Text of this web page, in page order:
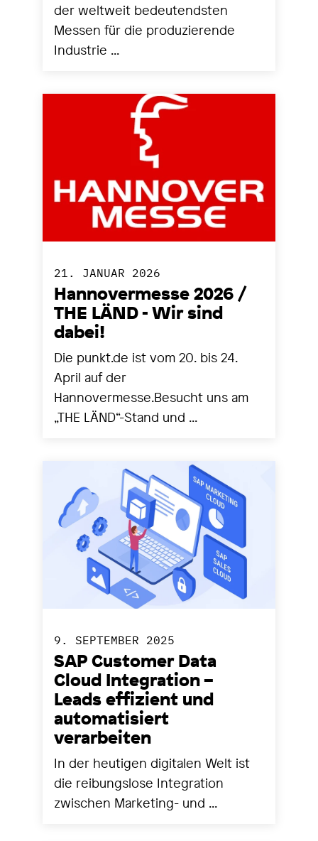
der weltweit bedeutendsten
Messen für die produzierende
Industrie ...
21. JANUAR 2026
Hannovermesse 2026 /
THE LÄND - Wir sind
dabei!
Die punkt.de ist vom 20. bis 24.
April auf der
Hannovermesse.Besucht uns am
„THE LÄND“-Stand und ...
9. SEPTEMBER 2025
SAP Customer Data
Cloud Integration –
Leads effizient und
automatisiert
verarbeiten
In der heutigen digitalen Welt ist
die reibungslose Integration
zwischen Marketing- und ...